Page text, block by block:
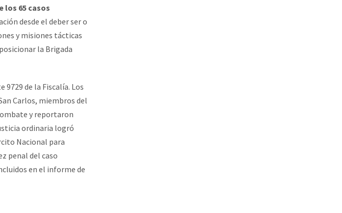
los 65 casos
desde el deber ser o
y misiones tácticas
la Brigada
9729 de la Fiscalía. Los
Carlos, miembros del
y reportaron
ordinaria logró
Nacional para
penal del caso
en el informe de